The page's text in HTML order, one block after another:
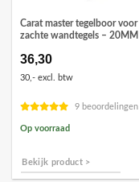
Carat master tegelboor voor
zachte wandtegels – 20MM
36,30
30,- excl. btw
9 beoordelingen
Op voorraad
Bekijk product >